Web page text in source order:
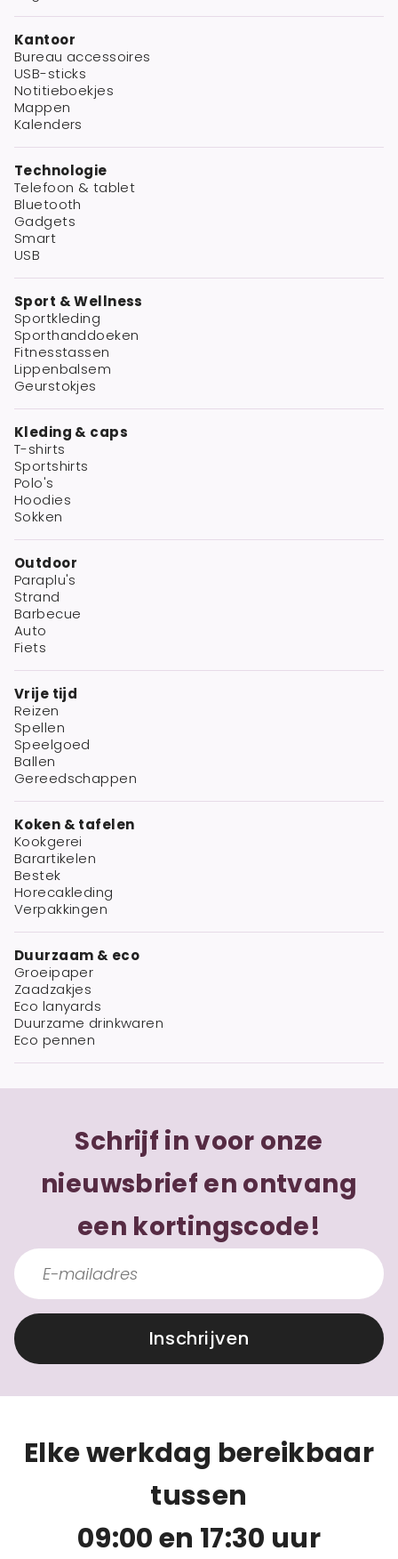
Kantoor
Bureau accessoires
USB-sticks
Notitieboekjes
Mappen
Kalenders
Technologie
Telefoon & tablet
Bluetooth
Gadgets
Smart
USB
Sport & Wellness
Sportkleding
Sporthanddoeken
Fitnesstassen
Lippenbalsem
Geurstokjes
Kleding & caps
T-shirts
Sportshirts
Polo's
Hoodies
Sokken
Outdoor
Paraplu's
Strand
Barbecue
Auto
Fiets
Vrije tijd
Reizen
Spellen
Speelgoed
Ballen
Gereedschappen
Koken & tafelen
Kookgerei
Barartikelen
Bestek
Horecakleding
Verpakkingen
Duurzaam & eco
Groeipaper
Zaadzakjes
Eco lanyards
Duurzame drinkwaren
Eco pennen
Schrijf in voor onze
nieuwsbrief en ontvang
een kortingscode!
Inschrijven
Elke werkdag bereikbaar
tussen
09:00 en 17:30 uur